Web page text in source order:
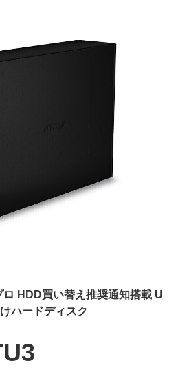
HDD買い替え推奨通知搭載 U
ハードディスク